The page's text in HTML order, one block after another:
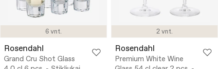
6 vnt.
Rosendahl
Grand Cru Shot Glass
2 vnt.
Rosendahl
Premium White Wine